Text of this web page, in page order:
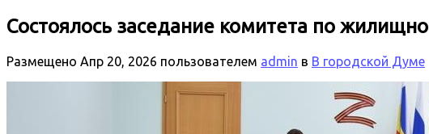
Состоялось заседание комитета по
Размещено Апр 20, 2026 пользователем admin в В городской Думе